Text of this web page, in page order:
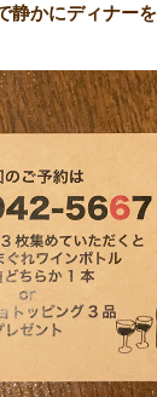
静かにディナー